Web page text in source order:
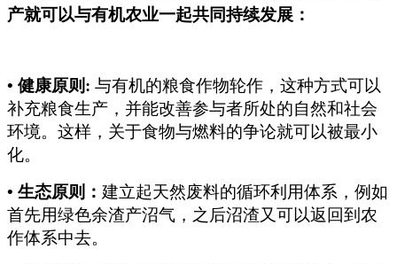
产就可以与有机农业一起共同持续发展：
• 健康原则: 与有机的粮食作物轮作，这种方式可以
补充粮食生产，并能改善参与者所处的自然和社会
环境。这样，关于食物与燃料的争论就可以被最小
化。
• 生态原则： 建立起天然废料的循环利用体系，例如
首先用绿色余渣产沼气，之后沼渣又可以返回到农
作体系中去。